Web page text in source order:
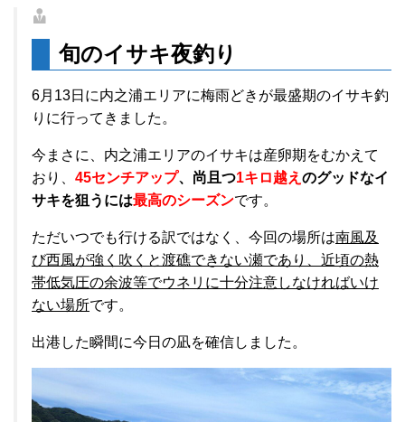
旬のイサキ夜釣り
6月13日に内之浦エリアに梅雨どきが最盛期のイサキ釣
りに行ってきました。
今まさに、内之浦エリアのイサキは産卵期をむかえて
おり、 45センチアップ、尚且つ1キロ越え のグッドなイ
サキを狙うには最高のシーズンです。
ただいつでも行ける訳ではなく、今回の場所は南風及
び西風が強く吹くと渡礁できない瀬であり、近頃の熱
帯低気圧の余波等でウネリに十分注意しなければいけ
ない場所です。
出港した瞬間に今日の凪を確信しました。